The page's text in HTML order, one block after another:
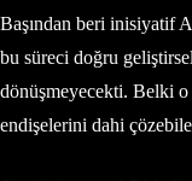
Başından beri inisiyatif
bu süreci doğru
dönüşmeyecekti. Belki
endişelerini dahi